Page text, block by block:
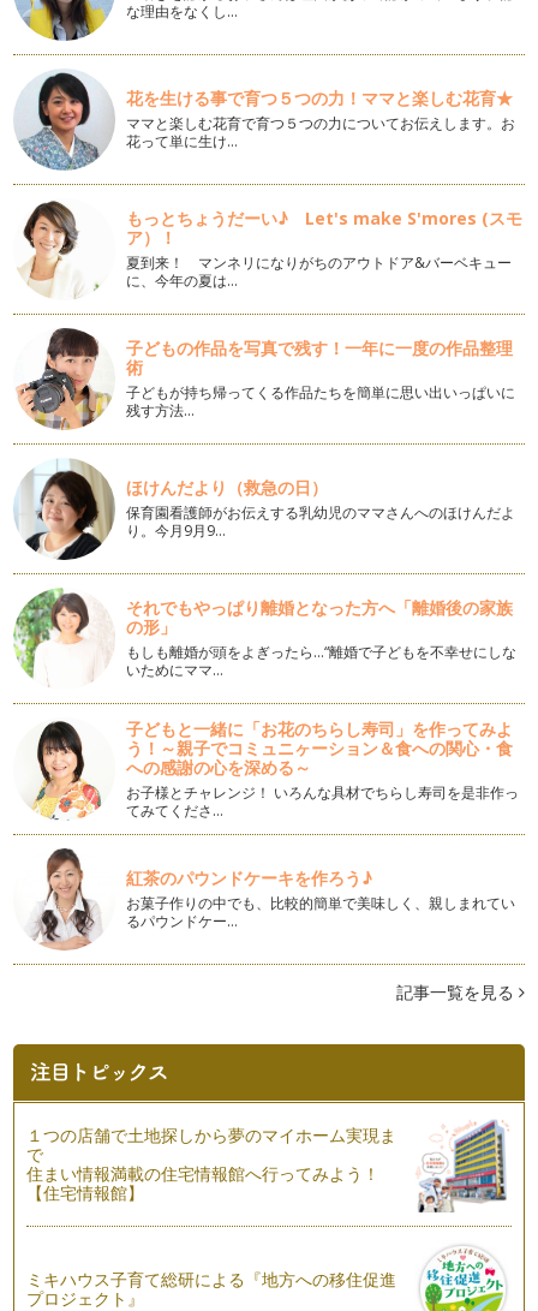
何に書けばいい？？美文字練習に最適な練習用紙！
みなさんは、「字の練習をしよう！」と思ったとき、何に書い
て練習をしていますか？ 市…
「ありがとう」を美文字で書く！
日々、保育園や幼稚園の連絡帳や親戚へのお手紙など、「あり
がとう」という言葉は手書きで書く機…
今年は親戚に手書きの暑中お見舞いを送ろう！
梅雨真っ只中の地域も多い季節になってきましたね。 この梅
雨が明けると、「暑中お見舞…
美文字への効果的な練習に欠かせないのは〇〇！
これまで、すぐにでも美文字に近づけるようなコツをお伝えし
てきましたが、練習をしていく上で非…
線をまっすぐ書けないのは◯が原因！
みなさんは、まっすぐな線をひくことができますか？ 例えば
「木」という字を書こうとす…
速書きでも上手く見える！"ニコイチ"書きを習得！
字でお悩みの方の中でも特に多いのが、「ゆっくり書くとなか
なか綺麗に書けるのに、急いで書くと…
確実に印象UP！数字を美しく書く
日常生活の中でも、書類や連絡帳など「数字」を書く機会は意
外に多いのではないでしょうか。 …
ペン字本選びに迷ったら！上手な選び方と効果的な練習方法
字がきれいになりたい！と思った時、まずはペン字の練習用テ
キストを購入する方も多いのではない…
美文字への近道！3ステップで今すぐ品格のあるひらがなに！
前回の記事『脱・ぎこちない字！上級感を出せるたった2つの
コツ』の中でも少し触れたひらがな。…
脱・ぎこちない字！上級感を出せるたった2つのコツ
字を書くのに、リズム…？と思う方もいるかもしれませんね。
…
筆ペンを使いこなしてワンランク上の美文字を目指す！～後編
～
前回の記事では、筆ペンの正しい持ち方、オススメの筆ペン、
筆ペンを使いこなしてワンランク上の美文字を目指す！〜前
編〜
p.p1 {margin: 0.0px 0.0px 0.0px 0.0px; font: 1…
漢数字の『三』で横画をマスター！
漢字を書いていると多く出てくる横画、どれも同じだと思って
いませんか？ 実は一言に&…
子どもっぽい字は卒業！やってしまいがちな3つの失敗
小さい頃、大人になったら自然に大人っぽい字が書けるように
なるのでは？なんて思っていませんで…
な理由をなくし…
花を生ける事で育つ５つの力！ママと楽しむ花育★
ママと楽しむ花育で育つ５つの力についてお伝えします。お
花って単に生け…
もっとちょうだーい♪ Let's make S'mores (スモ
ア）！
夏到来！ マンネリになりがちのアウトドア&バーベキュー
に、今年の夏は…
子どもの作品を写真で残す！一年に一度の作品整理
術
子どもが持ち帰ってくる作品たちを簡単に思い出いっぱいに
残す方法…
ほけんだより（救急の日）
保育園看護師がお伝えする乳幼児のママさんへのほけんだよ
り。今月9月9…
それでもやっぱり離婚となった方へ「離婚後の家族
の形」
もしも離婚が頭をよぎったら…“離婚で子どもを不幸せにしな
いためにママ…
子どもと一緒に「お花のちらし寿司」を作ってみよ
う！～親子でコミュニヶーション＆食への関心・食
への感謝の心を深める～
お子様とチャレンジ！ いろんな具材でちらし寿司を是非作っ
てみてくださ…
紅茶のパウンドケーキを作ろう♪
お菓子作りの中でも、比較的簡単で美味しく、親しまれてい
るパウンドケー…
記事一覧を見る
１つの店舗で土地探しから夢のマイホーム実現ま
で
住まい情報満載の住宅情報館へ行ってみよう！
【住宅情報館】
ミキハウス子育て総研による『地方への移住促進
プロジェクト』